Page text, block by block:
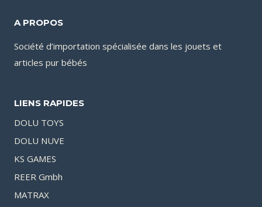
A PROPOS
Société d’importation spécialisée dans les jouets et
articles pur bébés
LIENS RAPIDES
DOLU TOYS
DOLU NUVE
KS GAMES
REER Gmbh
MATRAX